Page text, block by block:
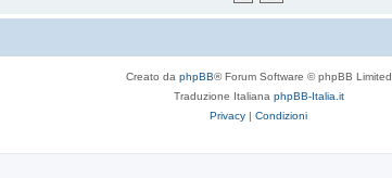
Creato da phpBB® Forum Software © phpBB Limited
Traduzione Italiana phpBB-Italia.it
Privacy | Condizioni